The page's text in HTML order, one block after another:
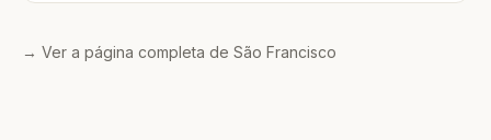
→ Ver a página completa de São Francisco